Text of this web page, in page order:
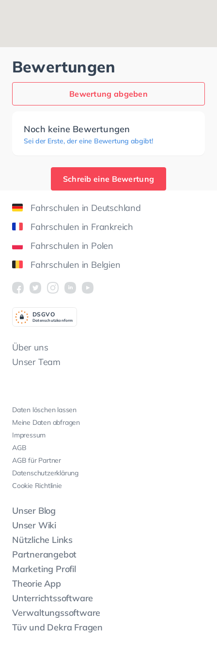
Bewertungen
Bewertung abgeben
Noch keine Bewertungen
Sei der Erste, der eine Bewertung abgibt!
Schreib eine Bewertung
Fahrschulen in Deutschland
Fahrschulen in Frankreich
Fahrschulen in Polen
Fahrschulen in Belgien
Über uns
Unser Team
Daten löschen lassen
Meine Daten abfragen
Impressum
AGB
AGB für Partner
Datenschutzerklärung
Cookie Richtlinie
Unser Blog
Unser Wiki
Nützliche Links
Partnerangebot
Marketing Profil
Theorie App
Unterrichtssoftware
Verwaltungssoftware
Tüv und Dekra Fragen
Datenschutzkonform
DSGVO